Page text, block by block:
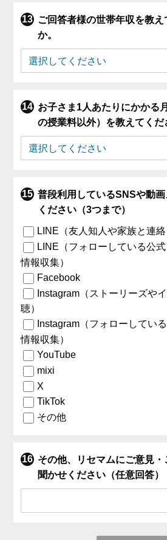
ご回答者様の世帯年収を教
か。
お子さま1人あたりにかかる
の授業料以外）を教えてくだ
普段利用しているSNSや動
ください（3つまで）
LINE（友人知人や家族と連絡
LINE（フォローしている公
情報収集）
Facebook
Instagram（ストーリーズや
聴）
Instagram（フォローしてい
情報収集）
YouTube
mixi
X
TikTok
その他
その他、リセマムにご意見
聞かせください（任意回答）